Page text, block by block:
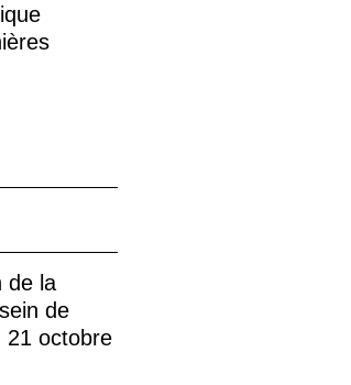
de la
de
21 octobre